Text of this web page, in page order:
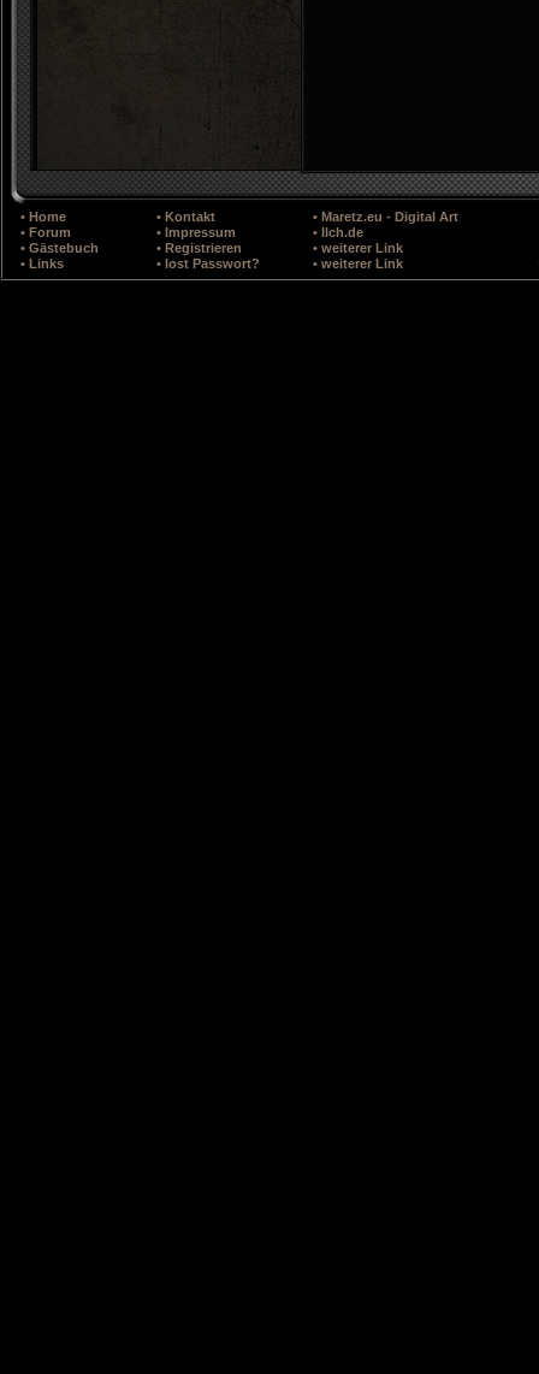
• Home
• Forum
• Gästebuch
• Links
• Kontakt
• Impressum
• Registrieren
• lost Passwort?
• Maretz.eu - Digital Art
• Ilch.de
• weiterer Link
• weiterer Link